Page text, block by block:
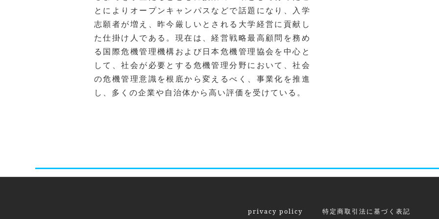
とによりオープンキャンパスなどで話題になり、入学
志願者が増え、昨今厳しいとされる大学経営に貢献し
た仕掛け人である。現在は、経営戦略最高顧問を務め
る国際危機管理機構および日本危機管理協会を中心と
して、社会が必要とする危機管理分野において、社会
の危機管理意識を根底から変えるべく、事業化を推進
し、多くの企業や自治体から高い評価を受けている。
privacy policy 特定商取引法に基づく表記